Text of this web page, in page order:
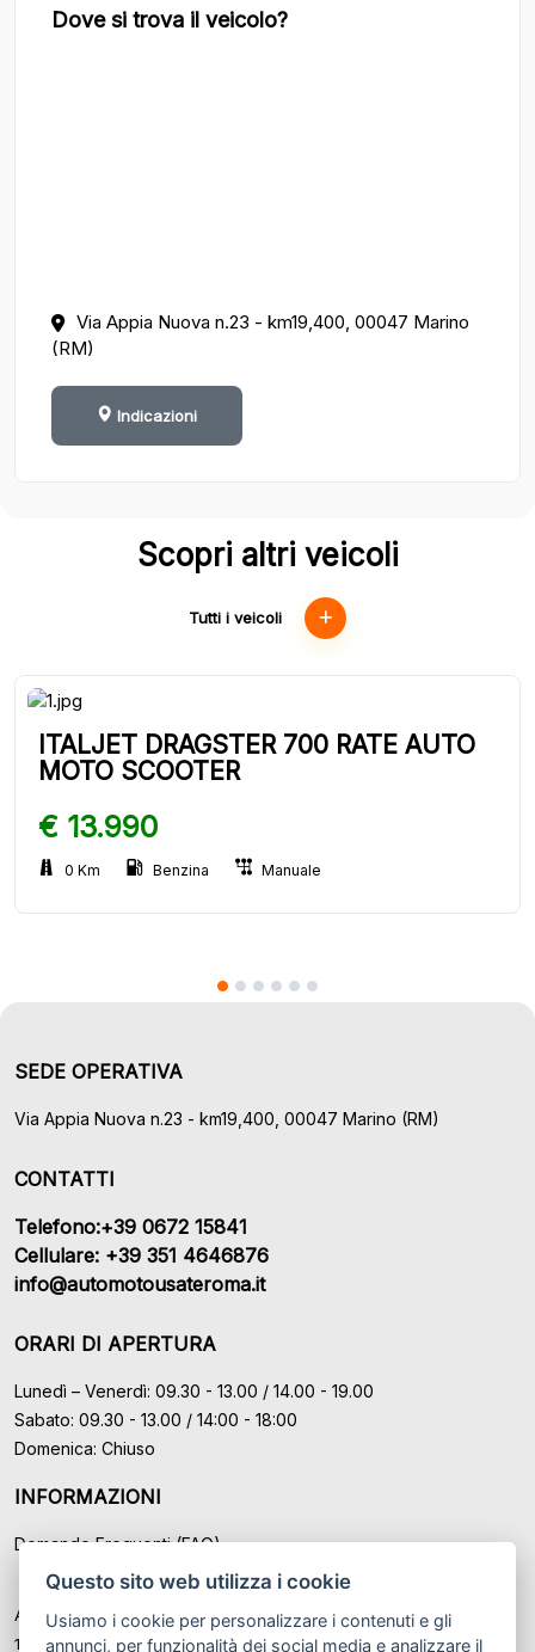
Questo sito web utilizza i cookie
Usiamo i cookie per personalizzare i contenuti e gli
annunci, per funzionalità dei social media e analizzare il
Dove si trova il veicolo?
Via Appia Nuova n.23 - km19,400, 00047 Marino
(RM)
Indicazioni
Scopri altri veicoli
Tutti i veicoli
ITALJET DRAGSTER 700 RATE AUTO
MOTO SCOOTER
€ 13.990
0 Km Benzina Manuale
SEDE OPERATIVA
Via Appia Nuova n.23 - km19,400, 00047 Marino (RM)
CONTATTI
Telefono:+39 0672 15841
Cellulare: +39 351 4646876
info@automotousateroma.it
ORARI DI APERTURA
Lunedì – Venerdì: 09.30 - 13.00 / 14.00 - 19.00
Sabato: 09.30 - 13.00 / 14:00 - 18:00
Domenica: Chiuso
INFORMAZIONI
Domande Frequenti (FAQ)
Auto Moto Usate Roma Srl sede di Marino - Roma, P.IVA: IT
12489131008